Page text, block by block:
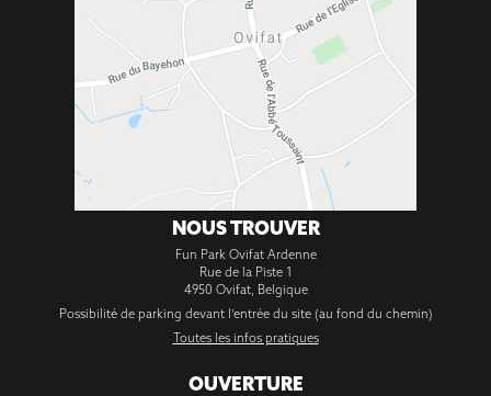
NOUS TROUVER
Fun Park Ovifat Ardenne
Rue de la Piste 1
4950 Ovifat, Belgique
Possibilité de parking devant l’entrée du site (au fond du chemin)
Toutes les infos pratiques
OUVERTURE